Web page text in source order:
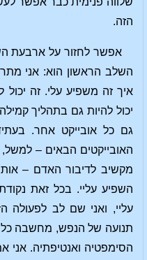
הזה.
אפשר לחזור על ארבעת
השלב הראשון הוא: אני
איך זה משפיע עלי. זה
יכול להיות גם בתהליך
גם כל אובייקט אחר.
האובייקטים הבאים –
מקשיב לדיבור האדם –
השפיע עליי. בכל זאת
עליי, ואני שם לב לפעולה
תנועה של הנפש, מחשבה
הסימפטיה ואנטיפתיה. אני